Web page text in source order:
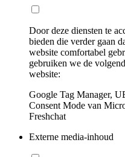
Door deze diensten te
bieden die verder gaan
website comfortabel
gebruiken we de
website:
Google Tag Manager,
Consent Mode van
Freshchat
Externe media-inhoud